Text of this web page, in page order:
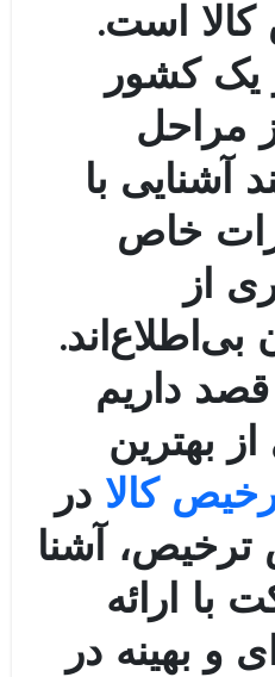
کالا است.
یک کشور
مراحل
آشنایی با
خاص
از
بی‌اطلاع‌اند.
قصد داریم
بهترین
کالا در
ترخیص، آشنا
با ارائه
و بهینه در